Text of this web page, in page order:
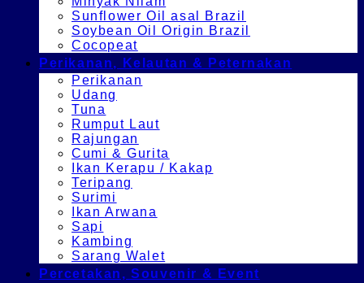
Sunflower Oil asal Brazil
Soybean Oil Origin Brazil
Cocopeat
Perikanan, Kelautan & Peternakan
Perikanan
Udang
Tuna
Rumput Laut
Rajungan
Cumi & Gurita
Ikan Kerapu / Kakap
Teripang
Surimi
Ikan Arwana
Sapi
Kambing
Sarang Walet
Percetakan, Souvenir & Event